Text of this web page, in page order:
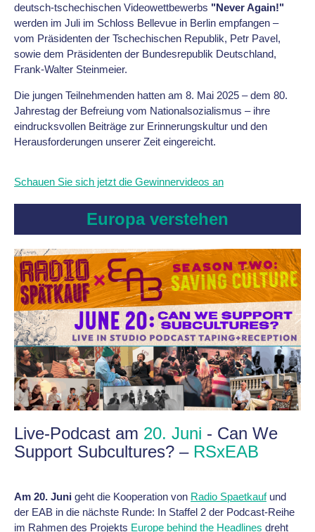
deutsch-tschechischen Videowettbewerbs "Never Again!"
werden im Juli im Schloss Bellevue in Berlin empfangen –
vom Präsidenten der Tschechischen Republik, Petr Pavel,
sowie dem Präsidenten der Bundesrepublik Deutschland,
Frank-Walter Steinmeier.
Die jungen Teilnehmenden hatten am 8. Mai 2025 – dem 80.
Jahrestag der Befreiung vom Nationalsozialismus – ihre
eindrucksvollen Beiträge zur Erinnerungskultur und den
Herausforderungen unserer Zeit eingereicht.
Schauen Sie sich jetzt die Gewinnervideos an
Europa verstehen
Live-Podcast am 20. Juni - Can We
Support Subcultures? – RSxEAB
Am 20. Juni geht die Kooperation von Radio Spaetkaufund
der EAB in die nächste Runde: In Staffel 2 der Podcast-Reihe
im Rahmen des Projekts Europe behind the Headlines dreht